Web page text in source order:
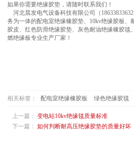
如果你需要绝缘胶垫，请随时联系我们！
河北晨发电气设备科技有限公司（
务为一体的配电室绝缘橡胶垫、10kv绝缘胶板、
胶皮、红色防滑绝缘胶垫、灰色耐油绝缘橡胶毯
燃绝缘板专业生产厂家！
相关标签： 配电室绝缘橡胶板 绿色绝缘胶毯
上一篇： 变电站10kv绝缘毯质量标准​
下一篇： 如何判断耐高压绝缘胶垫的质量好坏​